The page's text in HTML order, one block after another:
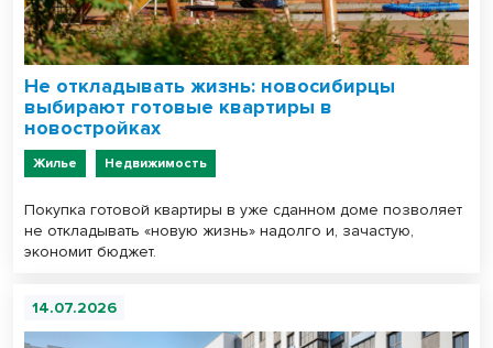
Не откладывать жизнь: новосибирцы
выбирают готовые квартиры в
новостройках
Жилье Недвижимость
Покупка готовой квартиры в уже сданном доме позволяет
не откладывать «новую жизнь» надолго и, зачастую,
экономит бюджет.
14.07.2026